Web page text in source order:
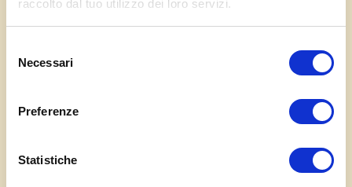
raccolto dal tuo utilizzo dei loro servizi.
delNecessari
Preferenze
Statistiche
Piatti